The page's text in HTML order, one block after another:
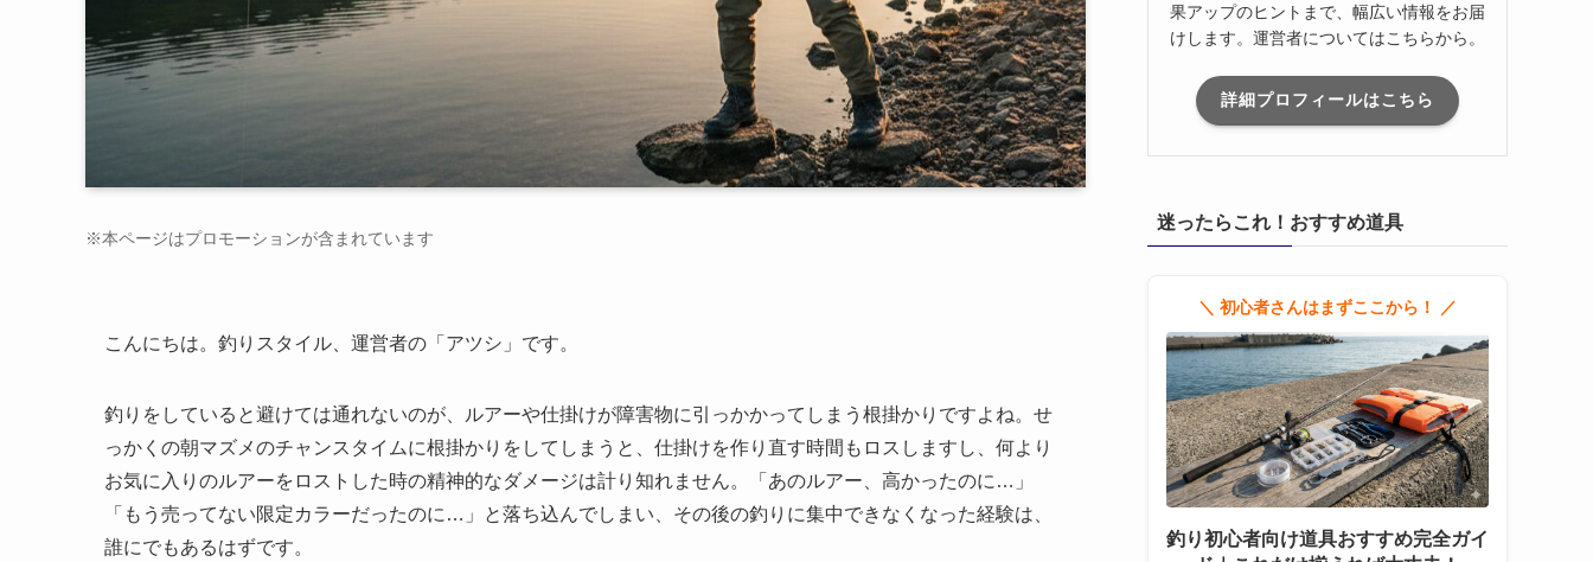
※本ページはプロモーションが含まれています
こんにちは。釣りスタイル、運営者の「アツシ」です。
釣りをしていると避けては通れないのが、ルアーや仕掛けが障害物に引っかかってしまう根掛かりですよね。せ
っかくの朝マズメのチャンスタイムに根掛かりをしてしまうと、仕掛けを作り直す時間もロスしますし、何より
お気に入りのルアーをロストした時の精神的なダメージは計り知れません。「あのルアー、高かったのに…」
「もう売ってない限定カラーだったのに…」と落ち込んでしまい、その後の釣りに集中できなくなった経験は、
誰にでもあるはずです。
果アップのヒントまで、幅広い情報をお届
けします。運営者についてはこちらから。
詳細プロフィールはこちら
迷ったらこれ！おすすめ道具
＼ 初心者さんはまずここから！ ／
釣り初心者向け道具おすすめ完全ガイ